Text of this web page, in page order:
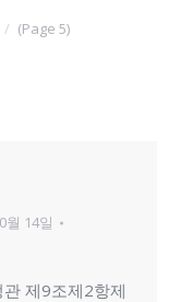
(Page 5)
월 14일
제9조제2항제